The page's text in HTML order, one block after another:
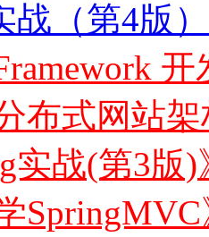
战（第4版
布式网站
实战(第3版